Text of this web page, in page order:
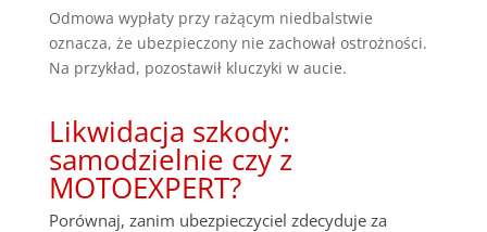
Odmowa wypłaty przy rażącym niedbalstwie
oznacza, że ubezpieczony nie zachował ostrożności.
Na przykład, pozostawił kluczyki w aucie.
Likwidacja szkody:
samodzielnie czy z
MOTOEXPERT?
Porównaj, zanim ubezpieczyciel zdecyduje za